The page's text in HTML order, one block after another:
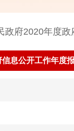
政府2020年度
息公开工作年度